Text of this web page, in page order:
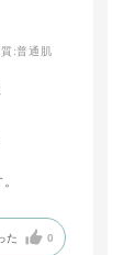
質:普通肌
た 0